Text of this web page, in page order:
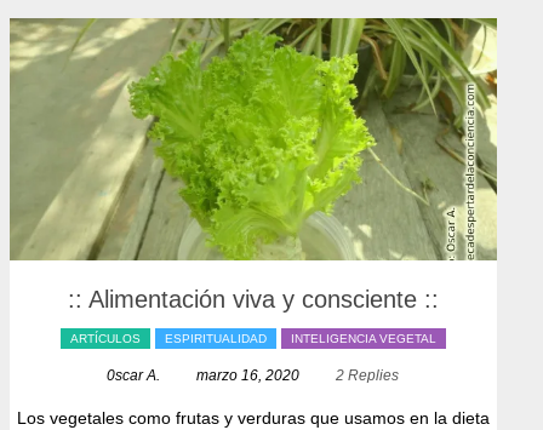
:: Alimentación viva y consciente ::
ARTÍCULOS ESPIRITUALIDAD INTELIGENCIA VEGETAL
0scar A. marzo 16, 2020 2 Replies
Los vegetales como frutas y verduras que usamos en la dieta